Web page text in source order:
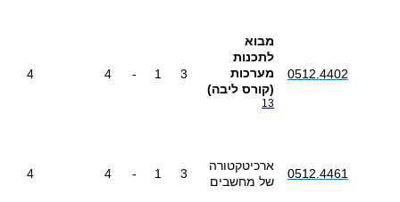
0512.4402
מבוא
לתכנות
מערכות
(קורס ליבה)
13
3
1
-
4
4
0512.4461
ארכיטקטורה
של מחשבים
3
1
-
4
4